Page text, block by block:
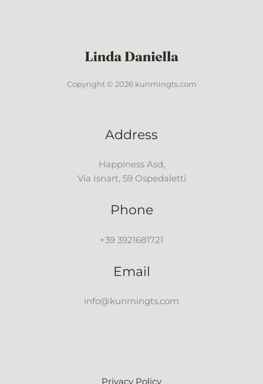
Copyright © 2026 kunmingts.com
Address
Happiness Asd,
Via Isnart, 59 Ospedaletti
Phone
+39 3921681721
Email
info@kunmingts.com
Privacy Policy